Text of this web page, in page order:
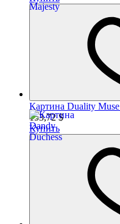
Картина Duality Muse
153,72$
Купить